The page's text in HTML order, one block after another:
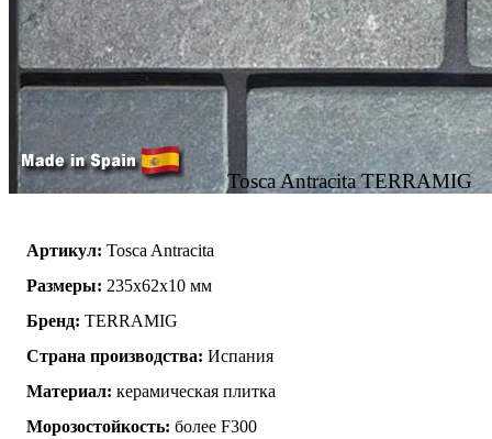
Tosca Antracita TERRAMIG
Артикул: Tosca Antracita
Размеры: 235x62x10 мм
Бренд: TERRAMIG
Страна производства: Испания
Материал: керамическая плитка
Морозостойкость: более F300